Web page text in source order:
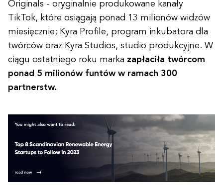
Originals - oryginalnie produkowane kanały
TikTok, które osiągają ponad 13 milionów widzów
miesięcznie; Kyra Profile, program inkubatora dla
twórców oraz Kyra Studios, studio produkcyjne. W
ciągu ostatniego roku marka zapłaciła twórcom
ponad 5 milionów funtów w ramach 300
partnerstw.